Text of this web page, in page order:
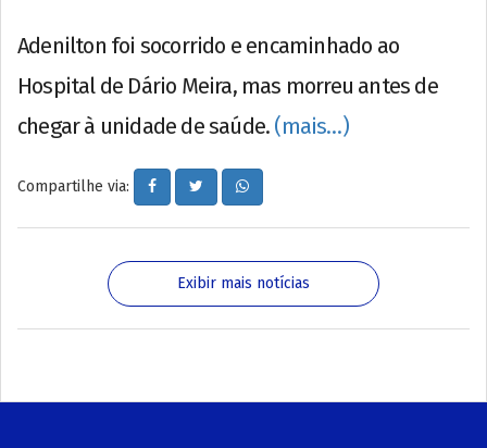
Adenilton foi socorrido e encaminhado ao
Hospital de Dário Meira, mas morreu antes de
chegar à unidade de saúde. (mais…)
Compartilhe via:
Exibir mais notícias